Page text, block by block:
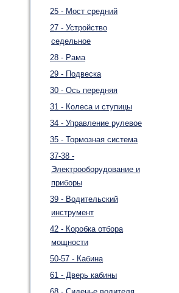
25 - Мост средний
27 - Устройство
седельное
28 - Рама
29 - Подвеска
30 - Ось передняя
31 - Колеса и ступицы
34 - Управление рулевое
35 - Тормозная система
37-38 -
Электрооборудование и
приборы
39 - Водительский
инструмент
42 - Коробка отбора
мощности
50-57 - Кабина
61 - Дверь кабины